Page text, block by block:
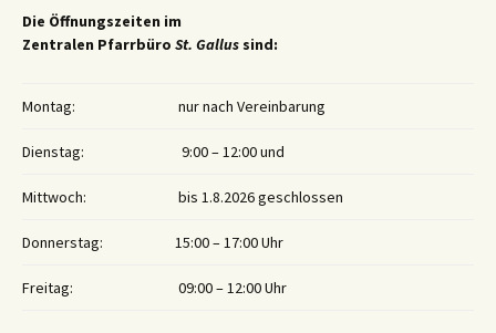
Die Öffnungszeiten im
Zentralen Pfarrbüro St. Gallus sind:
Montag: nur nach Vereinbarung
Dienstag: 9:00 – 12:00 und
Mittwoch: bis 1.8.2026 geschlossen
Donnerstag: 15:00 – 17:00 Uhr
Freitag: 09:00 – 12:00 Uhr